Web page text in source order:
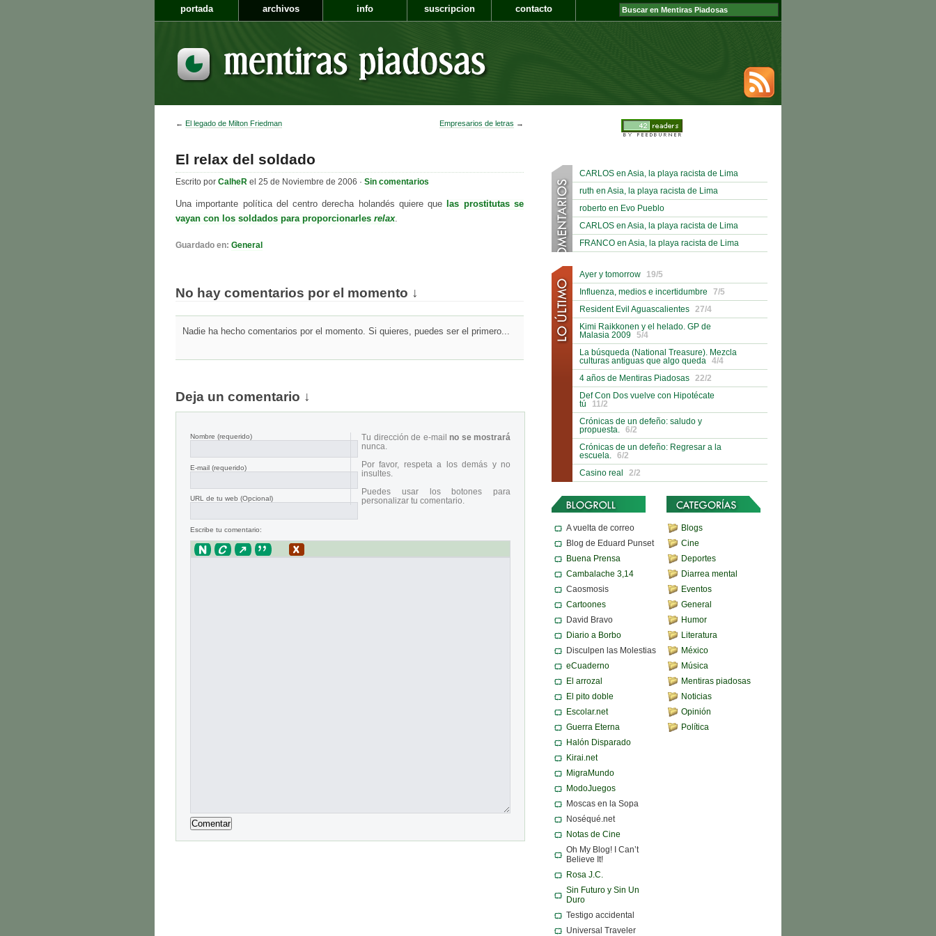
portada archivos info suscripcion contacto
← El legado de Milton Friedman Empresarios de letras →
El relax del soldado
Escrito por CalheR el 25 de Noviembre de 2006 · Sin comentarios
Una importante política del centro derecha holandés quiere que
las prostitutas se
vayan con los soldados para proporcionarles relax.
Guardado en: General
No hay comentarios por el momento ↓
Nadie ha hecho comentarios por el momento. Si quieres, puedes ser el primero...
Deja un comentario ↓
Nombre (requerido)
E-mail (requerido)
URL de tu web (Opcional)
Tu dirección de e-mail no se mostrará
nunca.
Por favor, respeta a los demás y no
insultes.
Puedes usar los botones para
personalizar tu comentario.
Escribe tu comentario:
CARLOS en Asia, la playa racista de Lima
ruth en Asia, la playa racista de Lima
roberto en Evo Pueblo
CARLOS en Asia, la playa racista de Lima
FRANCO en Asia, la playa racista de Lima
Ayer y tomorrow
19/5
Influenza, medios e incertidumbre
7/5
Resident Evil Aguascalientes
27/4
Kimi Raikkonen y el helado. GP de
Malasia 2009
5/4
La búsqueda (National Treasure). Mezcla
culturas antiguas que algo queda
4/4
4 años de Mentiras Piadosas
22/2
Def Con Dos vuelve con Hipotécate
tú
11/2
Crónicas de un defeño: saludo y
propuesta.
6/2
Crónicas de un defeño: Regresar a la
escuela.
6/2
Casino real
2/2
A vuelta de correo
Blog de Eduard Punset
Buena Prensa
Cambalache 3,14
Caosmosis
Cartoones
David Bravo
Diario a Borbo
Disculpen las Molestias
eCuaderno
El arrozal
El pito doble
Escolar.net
Guerra Eterna
Halón Disparado
Kirai.net
MigraMundo
ModoJuegos
Moscas en la Sopa
Noséqué.net
Notas de Cine
Oh My Blog! I Can’t
Believe It!
Rosa J.C.
Sin Futuro y Sin Un
Duro
Testigo accidental
Universal Traveler
Blogs
Cine
Deportes
Diarrea mental
Eventos
General
Humor
Literatura
México
Música
Mentiras piadosas
Noticias
Opinión
Política